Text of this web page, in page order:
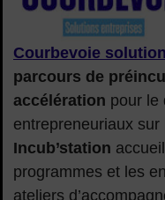
Courbevoie
parcours de
accélération pour le
entrepreneuriaux sur
Incub’station
programmes et les
ateliers